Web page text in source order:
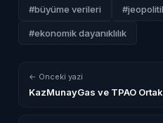
#büyüme verileri
#ekonomik dayanıklılık
← Onceki yazi
KazMunayGas ve TPAO